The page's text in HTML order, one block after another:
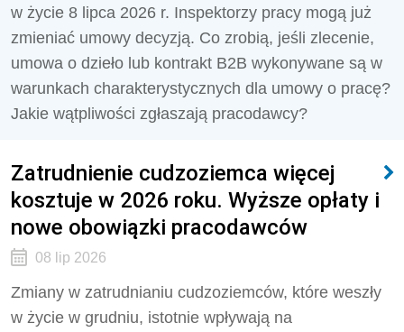
w życie 8 lipca 2026 r. Inspektorzy pracy mogą już
zmieniać umowy decyzją. Co zrobią, jeśli zlecenie,
umowa o dzieło lub kontrakt B2B wykonywane są w
warunkach charakterystycznych dla umowy o pracę?
Jakie wątpliwości zgłaszają pracodawcy?
Zatrudnienie cudzoziemca więcej
kosztuje w 2026 roku. Wyższe opłaty i
nowe obowiązki pracodawców
08 lip 2026
Zmiany w zatrudnianiu cudzoziemców, które weszły
w życie w grudniu, istotnie wpływają na